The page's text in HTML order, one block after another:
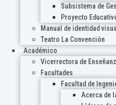
Subsistema de
Proyecto
Manual de identidad visual
Teatro La Convención
Académico
Vicerrectora de
Facultades
Facultad de
Acerca de